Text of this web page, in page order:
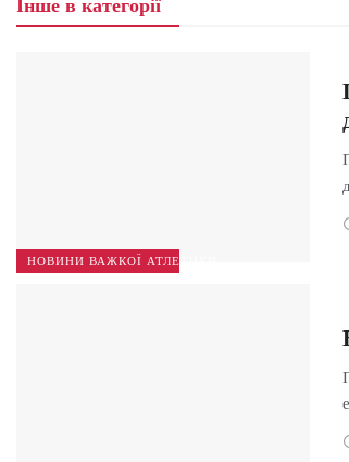
Інше в категорії
НОВИНИ ВАЖКОЇ АТЛЕТИКИ